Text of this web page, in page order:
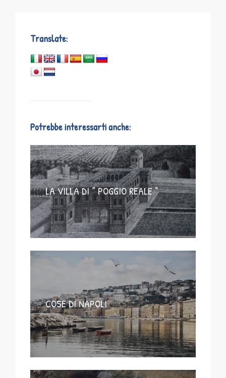
Translate:
Potrebbe interessarti anche:
LA VILLA DI ” POGGIO REALE “
COSE DI NAPOLI